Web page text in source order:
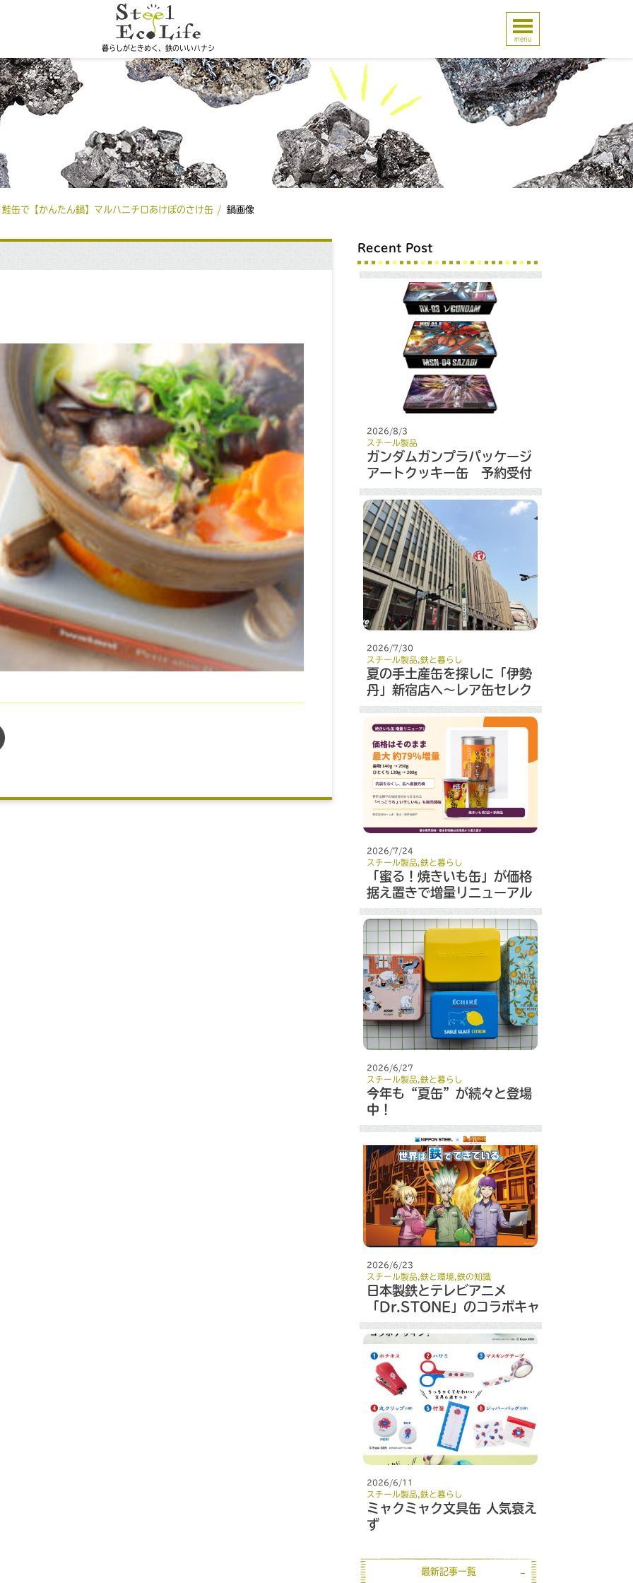
暮らしがときめく、鉄のいいハナシ
menu
缶で【かんたん鍋】マルハニチロあけぼのさけ缶 鍋画像
Recent Post
2026/8/3
スチール製品
ガンダムガンプラパッケージ
アートクッキー缶 予約受付
開始
2026/7/30
スチール製品,鉄と暮らし
夏の手土産缶を探しに「伊勢
丹」新宿店へ～レア缶セレク
ト～
2026/7/24
スチール製品 鉄と暮らし
「蜜る！焼きいも缶」が価格
据え置きで増量リニューアル
2026/6/27
スチール製品 鉄と暮らし
今年も“夏缶”が続々と登場
中！
2026/6/23
スチール製品 鉄と環境, 鉄の知識
日本製鉄とテレビアニメ
「Dr.STONE」のコラボキャ
ンペーン
2026/6/11
スチール製品 鉄と暮らし
ミャクミャク文具缶 人気衰え
ず
最新記事一覧